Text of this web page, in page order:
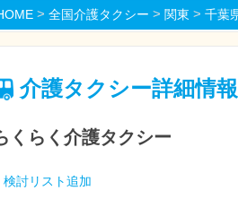
> 全国介護タクシー > 関東 > 千葉
介護タクシー詳細情報
くらく介護タクシー
検討リスト追加